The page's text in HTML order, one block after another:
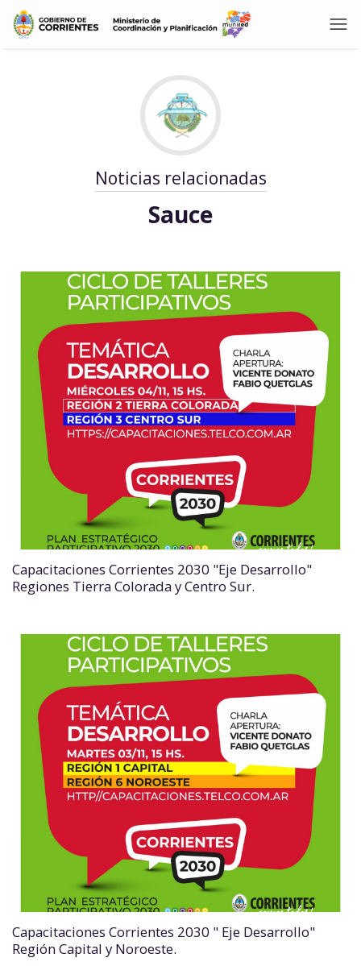
Noticias relacionadas
Sauce
Capacitaciones Corrientes 2030 "Eje Desarrollo"
Regiones Tierra Colorada y Centro Sur.
Capacitaciones Corrientes 2030 " Eje Desarrollo"
Región Capital y Noroeste.